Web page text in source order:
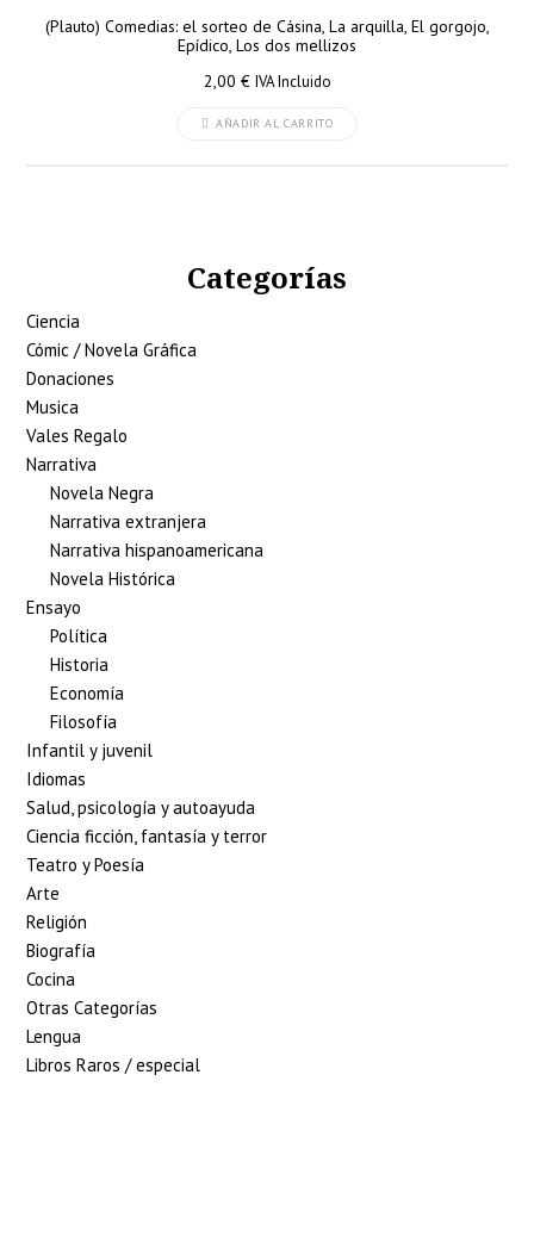
(Plauto) Comedias: el sorteo de Cásina, La arquilla, El gorgojo,
Epídico, Los dos mellizos
2,00 € IVA Incluido
AÑADIR AL CARRITO
Categorías
Ciencia
Cómic / Novela Gráfica
Donaciones
Musica
Vales Regalo
Narrativa
Novela Negra
Narrativa extranjera
Narrativa hispanoamericana
Novela Histórica
Ensayo
Política
Historia
Economía
Filosofía
Infantil y juvenil
Idiomas
Salud, psicología y autoayuda
Ciencia ficción, fantasía y terror
Teatro y Poesía
Arte
Religión
Biografía
Cocina
Otras Categorías
Lengua
Libros Raros / especial